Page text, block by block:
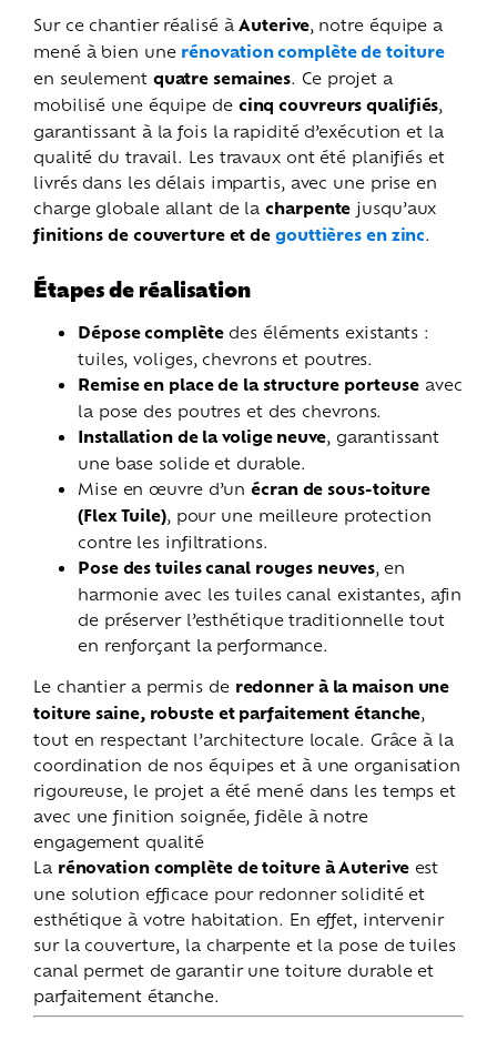
Sur ce chantier réalisé àAuterive, notre équipe a
mené à bien une rénovation complète de toiture
en seulement quatre semaines. Ce projet a
mobilisé une équipe de cinq couvreurs qualifiés,
garantissant à la fois la rapidité d’exécution et la
qualité du travail. Les travaux ont été planifiés et
livrés dans les délais impartis, avec une prise en
charge globale allant de lacharpente jusqu’aux
finitions de couverture et de gouttières en zinc.
Étapes de réalisation
Dépose complètedes éléments existants :
tuiles, voliges, chevrons et poutres.
Remise en place de la structure porteuse avec
la pose des poutres et des chevrons.
Installation de la volige neuve, garantissant
une base solide et durable.
Mise en œuvre d’unécran de sous-toiture
(Flex Tuile), pour une meilleure protection
contre les infiltrations.
Pose des tuiles canal rouges neuves, en
harmonie avec les tuiles canal existantes, afin
de préserver l’esthétique traditionnelle tout
en renforçant la performance.
Le chantier a permis de redonner à la maison une
toiture saine, robuste et parfaitement étanche,
tout en respectant l’architecture locale. Grâce à la
coordination de nos équipes et à une organisation
rigoureuse, le projet a été mené dans les temps et
avec une finition soignée, fidèle à notre
engagement qualité
La rénovation complète de toiture à Auteriveest
une solution efficace pour redonner solidité et
esthétique à votre habitation. En effet, intervenir
sur la couverture, la charpente et la pose de tuiles
canal permet de garantir une toiture durable et
parfaitement étanche.